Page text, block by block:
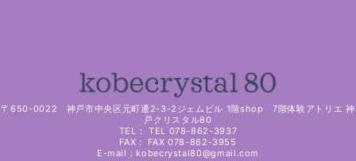
〒650-0022 神戸市中央区元町通2-3-2ジェムビル 1階shop 7階体験アトリエ 神
戸クリスタル80
TEL： TEL 078-862-3937
FAX： FAX 078-862-3955
E-mail： kobecrystal80@gmail.com